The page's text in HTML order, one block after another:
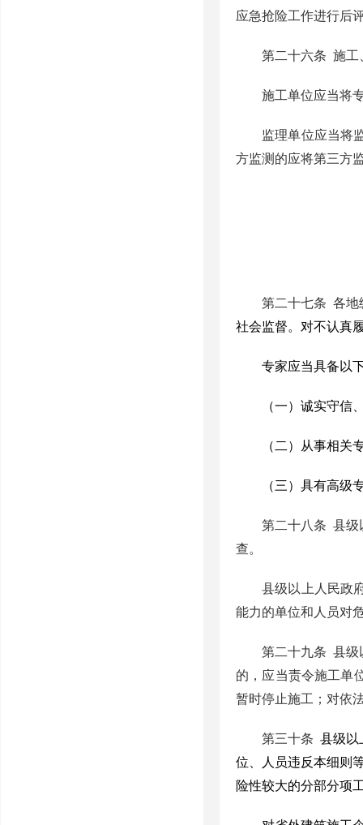
应急抢险工作进行后
第二十六条 施工
施工单位应当将
监理单位应当将
方监测的应将第三方
第二十七条 各地
社会监督。对不认真
专家应当具备以
（一）诚实守信
（二）从事相关
（三）具有高级
第二十八条 县级
查。
县级以上人民政
能力的单位和人员对
第二十九条 县级
的，应当责令施工单
暂时停止施工；对依
第三十条 县级以
位、人员违反本细则
险性较大的分部分项